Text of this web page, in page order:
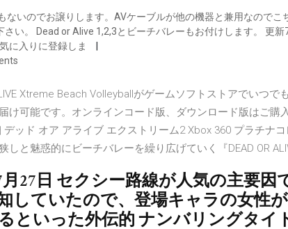
ないのでお譲りします。AVケーブルが他の機器と兼用なので
さい。 Dead or Alive 1,2,3とビーチバレーもお付けします。 更新
に入りに登録しま
Xtreme Beach Volleyballがゲームソフトストアでいつ
け可能です。オンラインコード版、ダウンロード版はご購
デッド オア アライブ エクストリーム2 Xbox 360 プラチナ
しと魅惑的にビーチバレーを繰り広げていく『DEAD OR
月27日 セクシー路線が人気の主要
していたので、登場キャラの女性
といった外伝的 ナンバリングタイ